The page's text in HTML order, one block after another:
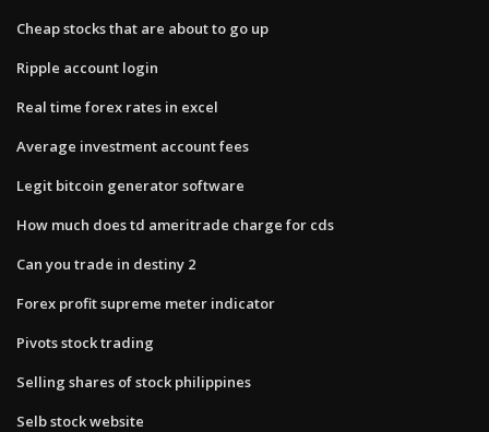
Cheap stocks that are about to go up
Ripple account login
Real time forex rates in excel
Average investment account fees
Legit bitcoin generator software
How much does td ameritrade charge for cds
Can you trade in destiny 2
Forex profit supreme meter indicator
Pivots stock trading
Selling shares of stock philippines
Selb stock website